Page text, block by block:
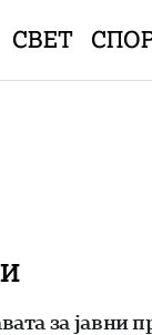
СВЕТ
за јавни